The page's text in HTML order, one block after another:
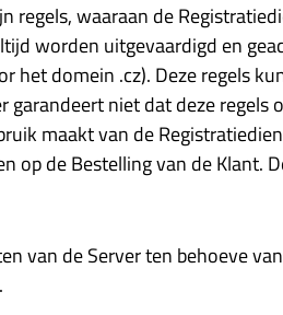
regels, waaraan de
worden uitgevaardigd en
het domein .cz). Deze regels
niet dat deze regels
maakt van de
op de Bestelling van de
van de Server ten behoeve